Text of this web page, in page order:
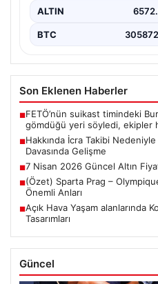
ALTIN
BTC
Son Eklenen Haberler
■FETÖ’nün suikast timindeki
gömdüğü yeri söyledi, ekipler
■Hakkında İcra Takibi
Davasında Gelişme
■7 Nisan 2026 Güncel Altın
■(Özet) Sparta Prag –
Önemli Anları
■Açık Hava Yaşam alanlarında
Tasarımları
Güncel